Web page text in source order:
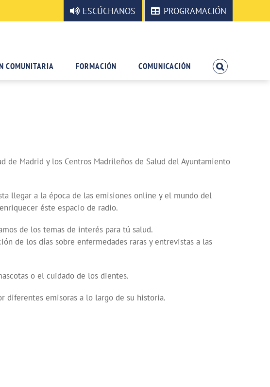
ESCÚCHANOS PROGRAMACIÓN
COMUNITARIA FORMACIÓN COMUNICACIÓN
de Madrid y los Centros Madrileños de Salud del Ayuntamiento
llegar a la época de las emisiones online y el mundo del
éste espacio de radio.
de los temas de interés para tú salud.
de los días sobre enfermedades raras y entrevistas a las
o el cuidado de los dientes.
diferentes emisoras a lo largo de su historia.